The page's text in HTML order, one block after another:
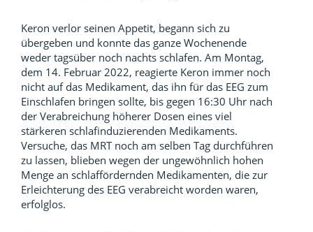
Keron verlor seinen Appetit, begann sich zu
übergeben und konnte das ganze Wochenende
weder tagsüber noch nachts schlafen. Am Montag,
dem 14. Februar 2022, reagierte Keron immer noch
nicht auf das Medikament, das ihn für das EEG zum
Einschlafen bringen sollte, bis gegen 16:30 Uhr nach
der Verabreichung höherer Dosen eines viel
stärkeren schlafinduzierenden Medikaments.
Versuche, das MRT noch am selben Tag durchführen
zu lassen, blieben wegen der ungewöhnlich hohen
Menge an schlaffördernden Medikamenten, die zur
Erleichterung des EEG verabreicht worden waren,
erfolglos.